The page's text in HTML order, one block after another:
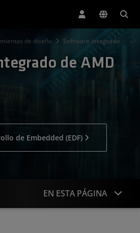
de diseño Software integrado
de AMD
de Embedded (EDF)
EN ESTA PÁGINA